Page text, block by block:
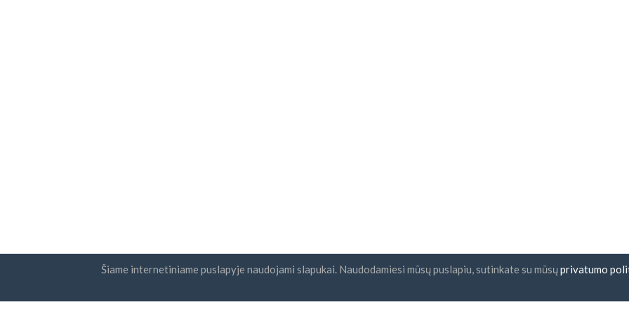
Šiame internetiniame puslapyje naudojami slapukai. Naudodamiesi mūsų puslapiu, sutinkate su mūsųprivatumo